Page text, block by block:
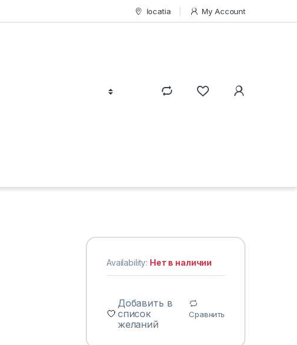
locatia My Account
Availability: Нет в наличии
Добавить в
список
желаний
Сравнить